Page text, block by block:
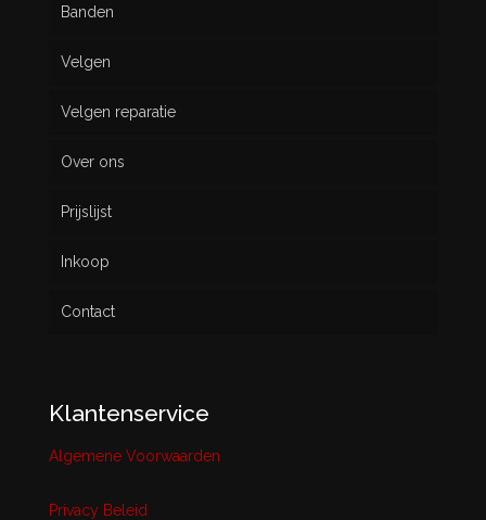
Banden
Nieuw
Gebruikt
Velgen
Velgen reparatie
Over ons
Prijslijst
Inkoop
Contact
Klantenservice
Algemene Voorwaarden
Privacy Beleid